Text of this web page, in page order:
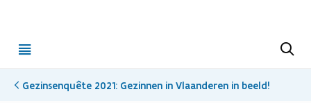
menu
Gezinsenquête 2021: Gezinnen in Vlaanderen in beeld!